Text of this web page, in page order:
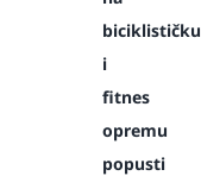
biciklističku
i
fitnes
opremu
popusti